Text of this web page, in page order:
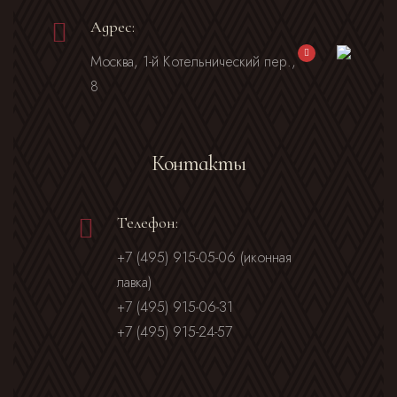
Адрес:
Москва, 1-й Котельнический пер.,
8
Контакты
Телефон:
+7 (495) 915-05-06 (иконная
лавка)
+7 (495) 915-06-31
+7 (495) 915-24-57